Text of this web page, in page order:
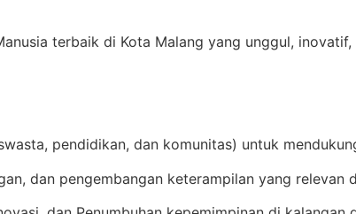
terbaik di Kota Malang yang unggul,
pendidikan, dan komunitas) untuk
dan pengembangan keterampilan yang relevan